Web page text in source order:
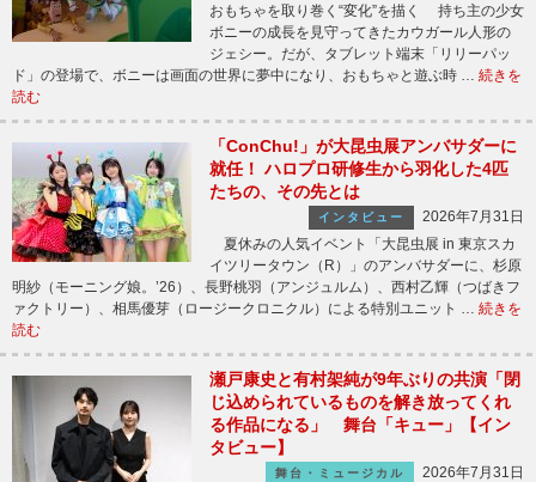
おもちゃを取り巻く“変化”を描く 持ち主の少女
ボニーの成長を見守ってきたカウガール人形の
ジェシー。だが、タブレット端末「リリーパッ
ド」の登場で、ボニーは画面の世界に夢中になり、おもちゃと遊ぶ時 … 続きを
読む
「ConChu!」が大昆虫展アンバサダーに
就任！ ハロプロ研修生から羽化した4匹
たちの、その先とは
インタビュー
2026年7月31日
夏休みの人気イベント「大昆虫展 in 東京スカ
イツリータウン（R）」のアンバサダーに、杉原
明紗（モーニング娘。’26）、長野桃羽（アンジュルム）、西村乙輝（つばきフ
ァクトリー）、相馬優芽（ロージークロニクル）による特別ユニット … 続きを
読む
瀬戸康史と有村架純が9年ぶりの共演「閉
じ込められているものを解き放ってくれ
る作品になる」 舞台「キュー」【イン
タビュー】
舞台・ミュージカル
2026年7月31日